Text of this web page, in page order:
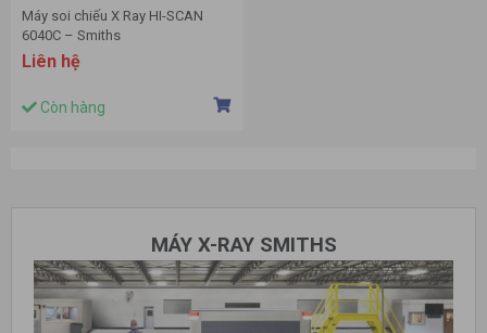
Máy soi chiếu X Ray HI-SCAN
6040C – Smiths
Liên hệ
Còn hàng
MÁY X-RAY SMITHS